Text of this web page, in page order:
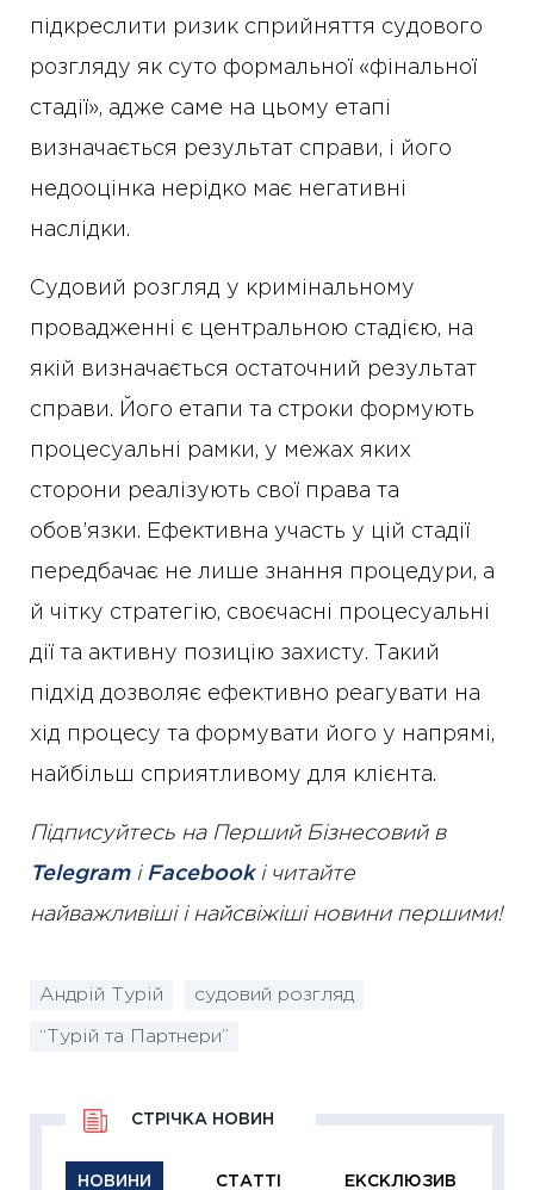
підкреслити ризик сприйняття судового
розгляду як суто формальної «фінальної
стадії», адже саме на цьому етапі
визначається результат справи, і його
недооцінка нерідко має негативні
наслідки.
Судовий розгляд у кримінальному
провадженні є центральною стадією, на
якій визначається остаточний результат
справи. Його етапи та строки формують
процесуальні рамки, у межах яких
сторони реалізують свої права та
обов’язки. Ефективна участь у цій стадії
передбачає не лише знання процедури, а
й чітку стратегію, своєчасні процесуальні
дії та активну позицію захисту. Такий
підхід дозволяє ефективно реагувати на
хід процесу та формувати його у напрямі,
найбільш сприятливому для клієнта.
Підписуйтесь на Перший Бізнесовий в
Telegramі Facebookі читайте
найважливіші і найсвіжіші новини першими!
Андрій Турій судовий розгляд
“Турій та Партнери”
НОВИНИ СТАТТІ ЕКСКЛЮЗИВ
СТРІЧКА НОВИН